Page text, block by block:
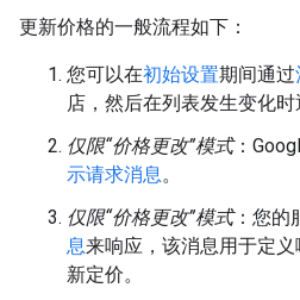
更新价格的一般流程如下：
您可以在初始设置期间通过
店，然后在列表发生变化时
仅限“价格更改”模式：
示请求消息。
仅限“价格更改”模式：您的
息来响应，该消息用于定
新定价。